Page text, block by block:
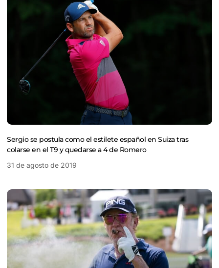
Sergio se postula como el estilete español en Suiza tras
colarse en el T9 y quedarse a 4 de Romero
31 de agosto de 2019